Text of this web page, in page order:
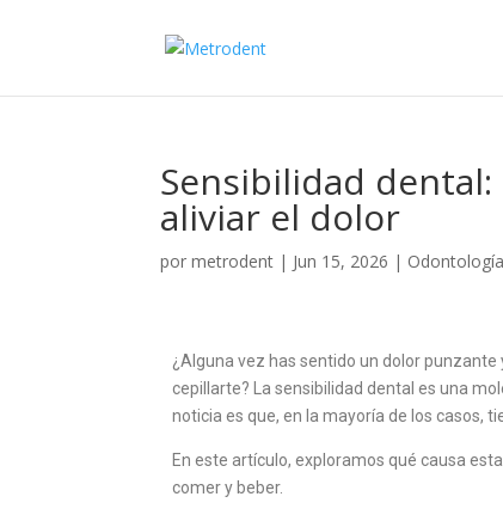
Sensibilidad
aliviar el dolor
pormetrodent | Jun 15, 2026 |
¿Alguna vez has sentido un dolor
cepillarte? La sensibilidad dental es una
noticia es que, en la mayoría de los casos,
En este artículo, exploramos qué causa
comer y beber.